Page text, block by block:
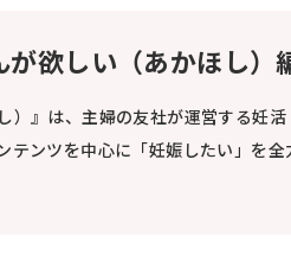
が欲しい（あかほし）
）』は、主婦の友社が運営する妊
テンツを中心に「妊娠したい」を